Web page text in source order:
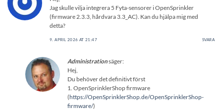
Jag skulle vilja integrera 5 Fyta-sensorer i OpenSprinkler
(firmware 2.3.3, hårdvara 3.3_AC). Kan du hjälpa mig med
detta?
9. APRIL 2026 AT 21:47 SVARA
Administrationsäger:
Hej,
Du behöver det definitivt först
1. OpenSprinklerShop firmware
(https://OpenSprinklerShop.de/OpenSprinklerShop-
firmware/)